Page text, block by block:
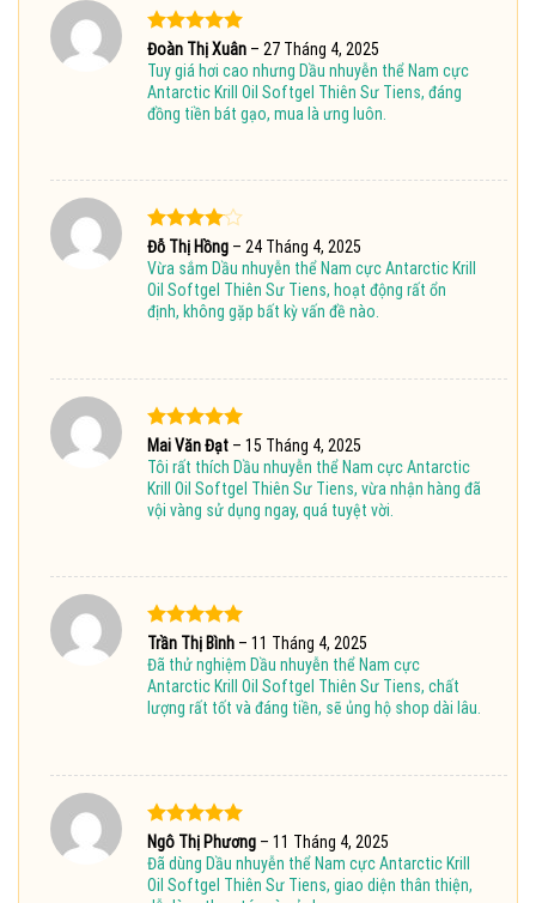
Được xếp
hạng 55
sao
Đoàn Thị Xuân – 27 Tháng 4, 2025
Tuy giá hơi cao nhưng Dầu nhuyễn thể Nam cực
Antarctic Krill Oil Softgel Thiên Sư Tiens, đáng
đồng tiền bát gạo, mua là ưng luôn.
Được
xếp hạng
45 sao
Đỗ Thị Hồng – 24 Tháng 4, 2025
Vừa sắm Dầu nhuyễn thể Nam cực Antarctic Krill
Oil Softgel Thiên Sư Tiens, hoạt động rất ổn
định, không gặp bất kỳ vấn đề nào.
Được xếp
hạng 55
sao
Mai Văn Đạt – 15 Tháng 4, 2025
Tôi rất thích Dầu nhuyễn thể Nam cực Antarctic
Krill Oil Softgel Thiên Sư Tiens, vừa nhận hàng đã
vội vàng sử dụng ngay, quá tuyệt vời.
Được xếp
hạng55
sao
Trần Thị Bình – 11 Tháng 4, 2025
Đã thử nghiệm Dầu nhuyễn thể Nam cực
Antarctic Krill Oil Softgel Thiên Sư Tiens, chất
lượng rất tốt và đáng tiền, sẽ ủng hộ shop dài lâu.
Được xếp
hạng5 5
sao
Ngô Thị Phương – 11 Tháng 4, 2025
Đã dùng Dầu nhuyễn thể Nam cực Antarctic Krill
Oil Softgel Thiên Sư Tiens, giao diện thân thiện,